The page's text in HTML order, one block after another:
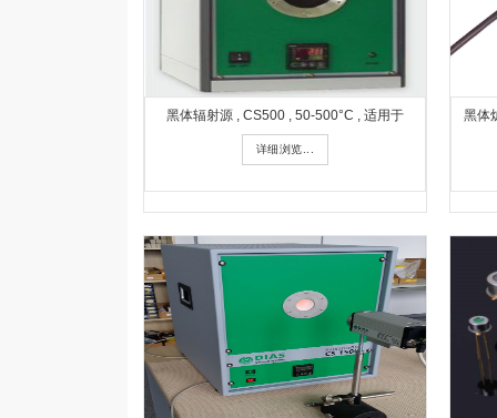
黑体辐射源 , CS500 , 50-500°C , 适用于
详细浏览...
黑体